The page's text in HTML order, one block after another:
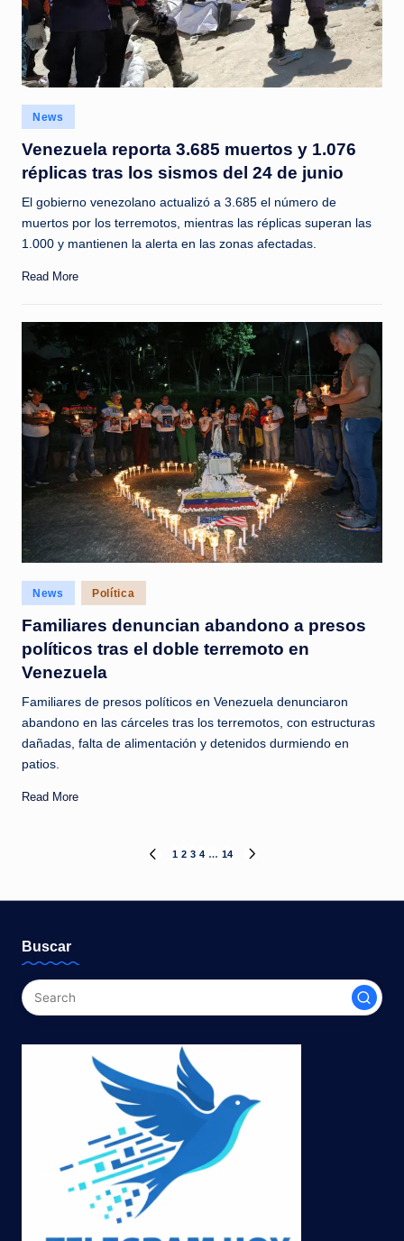
Posted
in
News
Venezuela reporta 3.685 muertos y 1.076
réplicas tras los sismos del 24 de junio
El gobierno venezolano actualizó a 3.685 el número de
muertos por los terremotos, mientras las réplicas superan las
1.000 y mantienen la alerta en las zonas afectadas.
Read More
Posted
in
News Política
Familiares denuncian abandono a presos
políticos tras el doble terremoto en
Venezuela
Familiares de presos políticos en Venezuela denunciaron
abandono en las cárceles tras los terremotos, con estructuras
dañadas, falta de alimentación y detenidos durmiendo en
patios.
Read More
Paginación
de
PREVIOUS
1 2 3 4 … 14
Buscar